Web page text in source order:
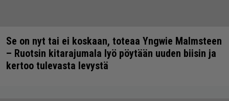
Se on nyt tai ei koskaan, toteaa Yngwie Malmsteen
– Ruotsin kitarajumala lyö pöytään uuden biisin ja
kertoo tulevasta levystä